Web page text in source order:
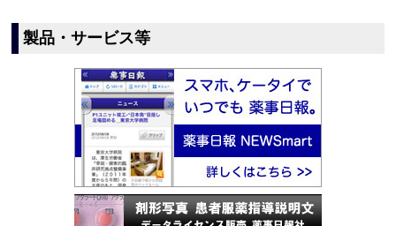
製品・サービス等